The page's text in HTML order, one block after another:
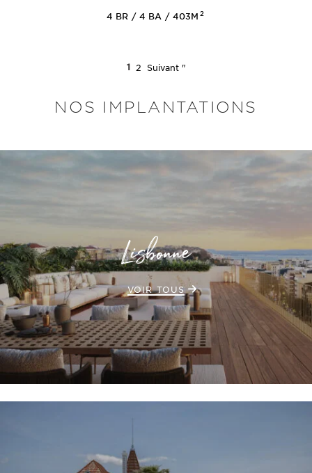
4 BR 4 BA 403M2
1 2 Suivant "
NOS IMPLANTATIONS
Lisbonne
VOIR TOUS